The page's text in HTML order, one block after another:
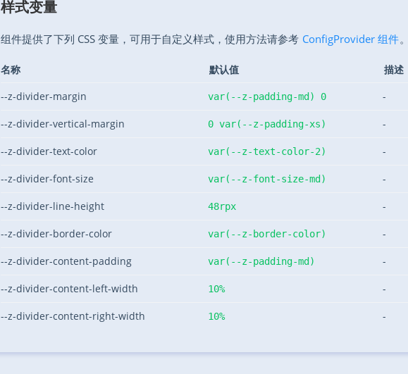
样式变量
组件提供了下列 CSS 变量，可用于自定义样式，使用方法请参考 ConfigProvider 组件
名称 默认值
描述
--z-divider-margin
var(--z-padding-md) 0 -
--z-divider-vertical-margin 0 var(--z-padding-xs) -
--z-divider-text-color var(--z-text-color-2) -
--z-divider-font-size var(--z-font-size-md) -
--z-divider-line-height 48rpx -
--z-divider-border-color var(--z-border-color) -
--z-divider-content-padding var(--z-padding-md) -
--z-divider-content-left-width 10% -
--z-divider-content-right-width 10% -